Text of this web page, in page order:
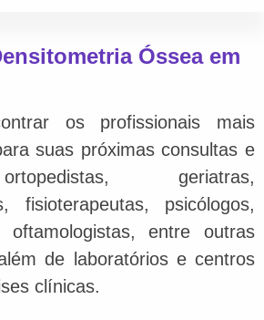
Óssea em
os profissionais mais
suas próximas consultas e
geriatras,
fisioterapeutas, psicólogos,
oftamologistas, entre outras
de laboratórios e centros
clínicas.